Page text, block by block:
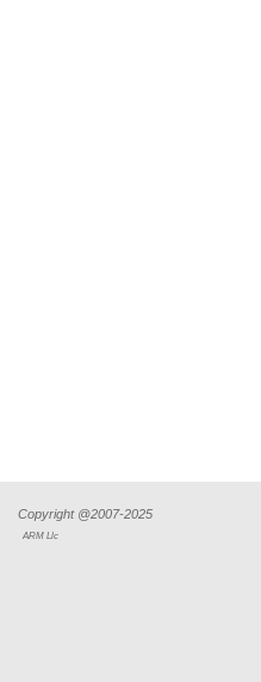
Copyright @2007-2025
ARM Llc